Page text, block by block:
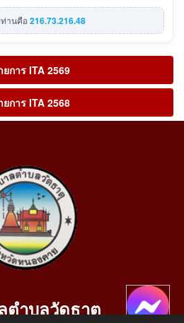
ท่านคือ216.73.216.48
ยการ ITA 2569
ยการ ITA 2568
ตำบลวัดธาตุ